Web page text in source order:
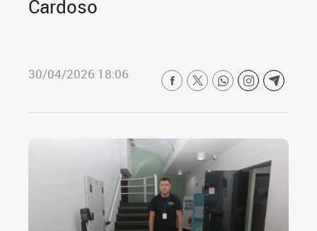
Cardoso
30/04/2026 18:06